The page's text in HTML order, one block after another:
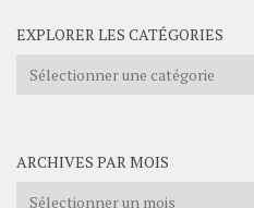
EXPLORER LES CATÉGORIES
Explorer
ARCHIVES PAR MOIS
Archives